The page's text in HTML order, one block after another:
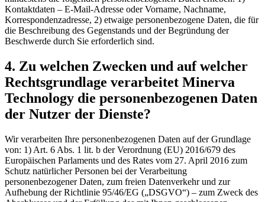
Kontaktdaten – E-Mail-Adresse oder Vorname, Nachname,
Korrespondenzadresse, 2) etwaige personenbezogene Daten, die für
die Beschreibung des Gegenstands und der Begründung der
Beschwerde durch Sie erforderlich sind.
4. Zu welchen Zwecken und auf welcher
Rechtsgrundlage verarbeitet Minerva
Technology die personenbezogenen Daten
der Nutzer der Dienste?
Wir verarbeiten Ihre personenbezogenen Daten auf der Grundlage
von: 1) Art. 6 Abs. 1 lit. b der Verordnung (EU) 2016/679 des
Europäischen Parlaments und des Rates vom 27. April 2016 zum
Schutz natürlicher Personen bei der Verarbeitung
personenbezogener Daten, zum freien Datenverkehr und zur
Aufhebung der Richtlinie 95/46/EG („DSGVO“) – zum Zweck des